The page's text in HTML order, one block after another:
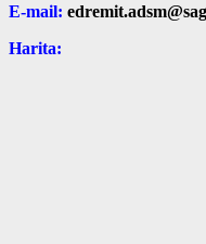
E-mail:
Harita: